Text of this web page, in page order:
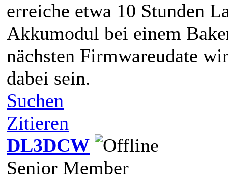
erreiche etwa 10 Stunden
Akkumodul bei einem
nächsten Firmwareudate
dabei sein.
Suchen
Zitieren
DL3DCW
Senior Member